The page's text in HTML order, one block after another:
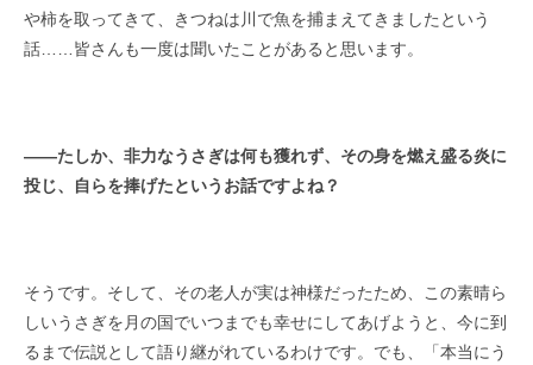
や柿を取ってきて、きつねは川で魚を捕まえてきましたという
話……皆さんも一度は聞いたことがあると思います。
――たしか、非力なうさぎは何も獲れず、その身を燃え盛る炎に
投じ、自らを捧げたというお話ですよね？
そうです。そして、その老人が実は神様だったため、この素晴ら
しいうさぎを月の国でいつまでも幸せにしてあげようと、今に到
るまで伝説として語り継がれているわけです。でも、「本当にう